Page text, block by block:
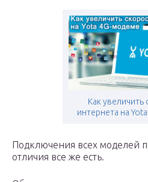
Как увеличить
интернета на
Подключения всех моделей
отличия все же есть.